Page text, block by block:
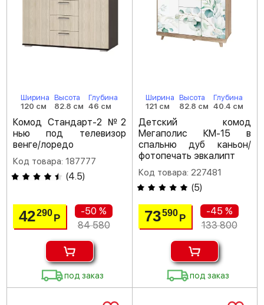
Ширина
120 см
Высота
82.8 см
Глубина
46 см
Комод Стандарт-2 №2
нью под телевизор
венге/лоредо
Код товара: 187777
(4.5)
42290Р
-50 %
84 580
под заказ
Ширина
121 см
Высота
82.8 см
Глубина
40.4 см
Детский комод
Мегаполис КМ-15 в
спальню дуб каньон/
фотопечать эвкалипт
Код товара: 227481
(5)
73590 Р
-45 %
133 800
под заказ